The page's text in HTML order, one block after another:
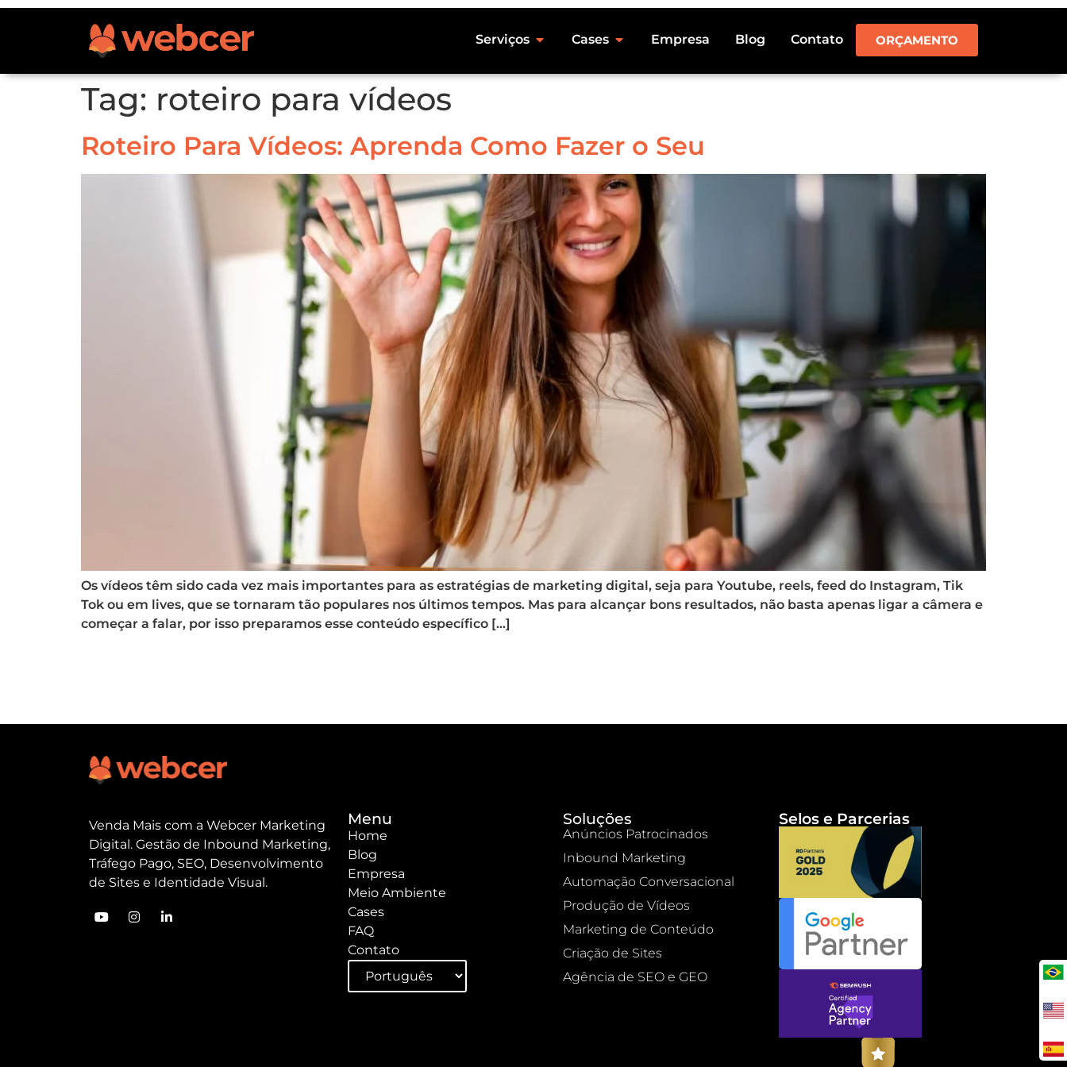
Serviços Cases Empresa Blog Contato ORÇAMENTO
Tag: roteiro para vídeos
Roteiro Para Vídeos: Aprenda Como Fazer o Seu
Os vídeos têm sido cada vez mais importantes para as estratégias de marketing digital, seja para Youtube, reels, feed do Instagram, Tik
Tok ou em lives, que se tornaram tão populares nos últimos tempos. Mas para alcançar bons resultados, não basta apenas ligar a câmera e
começar a falar, por isso preparamos esse conteúdo específico […]
Venda Mais com a Webcer Marketing
Digital. Gestão de Inbound Marketing,
Tráfego Pago, SEO, Desenvolvimento
de Sites e Identidade Visual.
Menu
Home
Blog
Empresa
Meio Ambiente
Cases
FAQ
Contato
Soluções
Anúncios Patrocinados
Inbound Marketing
Automação Conversacional
Produção de Vídeos
Marketing de Conteúdo
Criação de Sites
Agência de SEO e GEO
Selos e Parcerias